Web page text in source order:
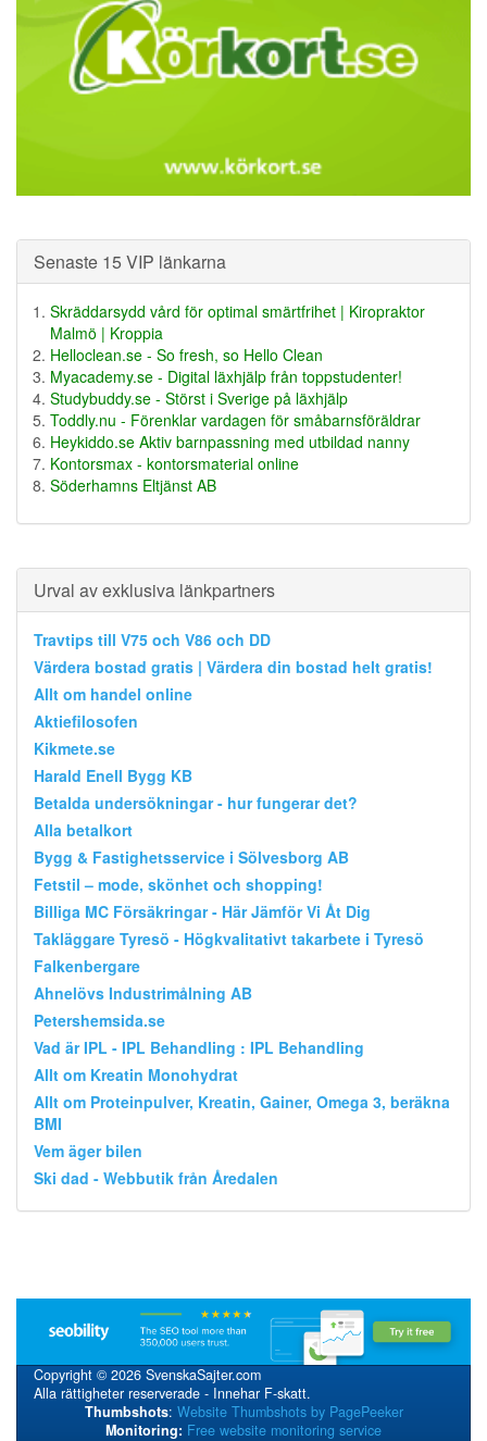
Senaste 15 VIP länkarna
Skräddarsydd vård för optimal smärtfrihet | Kiropraktor
Malmö | Kroppia
Helloclean.se - So fresh, so Hello Clean
Myacademy.se - Digital läxhjälp från toppstudenter!
Studybuddy.se - Störst i Sverige på läxhjälp
Toddly.nu - Förenklar vardagen för småbarnsföräldrar
Heykiddo.se Aktiv barnpassning med utbildad nanny
Kontorsmax - kontorsmaterial online
Söderhamns Eltjänst AB
Urval av exklusiva länkpartners
Travtips till V75 och V86 och DD
Värdera bostad gratis | Värdera din bostad helt gratis!
Allt om handel online
Aktiefilosofen
Kikmete.se
Harald Enell Bygg KB
Betalda undersökningar - hur fungerar det?
Alla betalkort
Bygg & Fastighetsservice i Sölvesborg AB
Fetstil – mode, skönhet och shopping!
Billiga MC Försäkringar - Här Jämför Vi Åt Dig
Takläggare Tyresö - Högkvalitativt takarbete i Tyresö
Falkenbergare
Ahnelövs Industrimålning AB
Petershemsida.se
Vad är IPL - IPL Behandling : IPL Behandling
Allt om Kreatin Monohydrat
Allt om Proteinpulver, Kreatin, Gainer, Omega 3, beräkna
BMI
Vem äger bilen
Ski dad - Webbutik från Åredalen
Copyright © 2026 SvenskaSajter.com
Alla rättigheter reserverade - Innehar F-skatt.
Thumbshots: Website Thumbshots by PagePeeker
Monitoring: Free website monitoring service